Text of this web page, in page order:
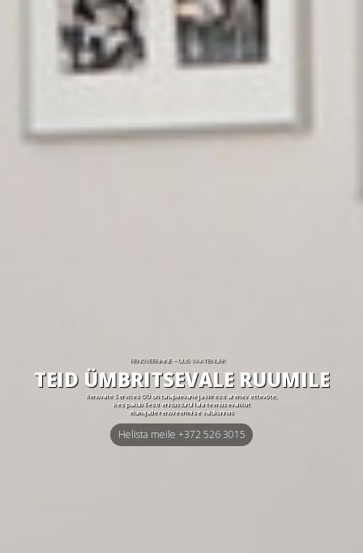
RENOVEERIMINE – UUS VAATENURK
TEID ÜMBRITSEVALE RUUMILE
Renovate Services OÜ on tänapäevane ja kiiresti arenev ettevõte,
kes pakub Eesti ehitusturul laia teenusevalikut
elumajade renoveerimise valdkonnas
Helista meile +372 526 3015